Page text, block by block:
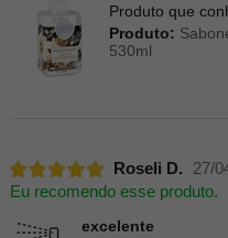
Produto que
Produto:
530ml
Roseli D.
27/
Eu recomendo esse produto.
excelente